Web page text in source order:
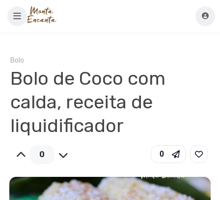
Bolo
Bolo de Coco com
calda, receita de
liquidificador
0 0